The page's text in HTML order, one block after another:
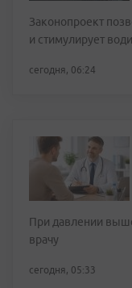
Законопроект
и стимулирует
сегодня, 06:24
При давлении
врачу
сегодня, 05:33